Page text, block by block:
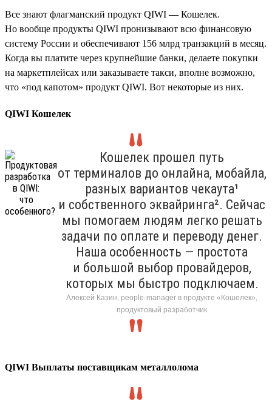
Все знают флагманский продукт QIWI — Кошелек.
Но вообще продукты QIWI пронизывают всю финансовую
систему России и обеспечивают 156 млрд транзакций в месяц.
Когда вы платите через крупнейшие банки, делаете покупки
на маркетплейсах или заказываете такси, вполне возможно,
что «под капотом» продукт QIWI. Вот некоторые из них.
QIWI Кошелек
Кошелек прошел путь
от терминалов до онлайна, мобайла,
разных вариантов чекаута¹
и собственного эквайринга². Сейчас
мы помогаем людям легко решать
задачи по оплате и переводу денег.
Наша особенность — простота
и большой выбор провайдеров,
которых мы быстро подключаем.
Алексей Казин, people-manager в продукте «Кошелек»,
продуктовый разработчик
QIWI Выплаты поставщикам металлолома